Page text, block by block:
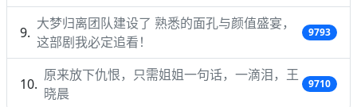
大梦归离团队建设了 熟悉的面孔与颜值盛宴，
这部剧我必定追看！
9793
原来放下仇恨，只需姐姐一句话，一滴泪，王
晓晨
9710